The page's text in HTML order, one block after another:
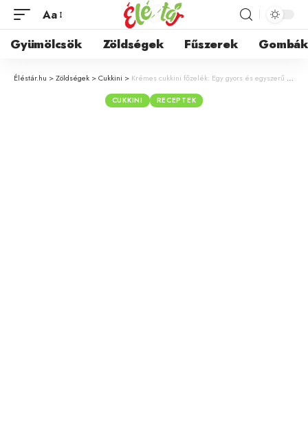
Aa
Gyümölcsök Zöldségek Fűszerek Gombák
Éléstár.hu >Zöldségek >Cukkini > Krémes cukkini főzelék: Egy gyors és egyszerű recept a nyár ízeivel
CUKKINI RECEPTEK